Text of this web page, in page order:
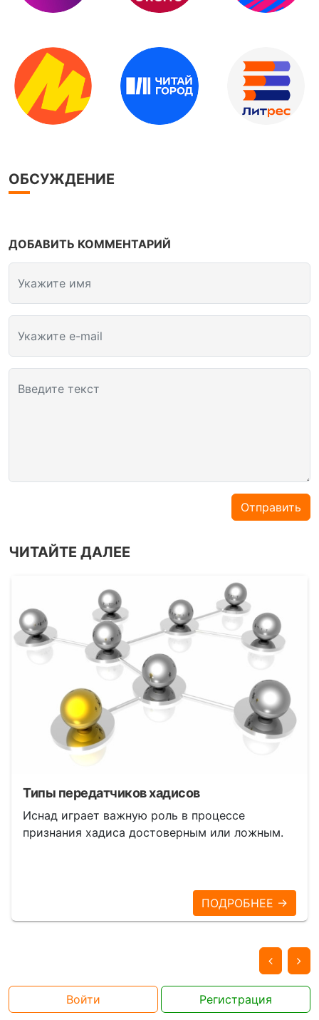
ОБСУЖДЕНИЕ
ДОБАВИТЬ КОММЕНТАРИЙ
Укажите имя
Укажите e-mail
Введите текст
Отправить
ЧИТАЙТЕ ДАЛЕЕ
Типы передатчиков хадисов
Иснад играет важную роль в процессе
признания хадиса достоверным или ложным.
ПОДРОБНЕЕ →
Войти Регистрация